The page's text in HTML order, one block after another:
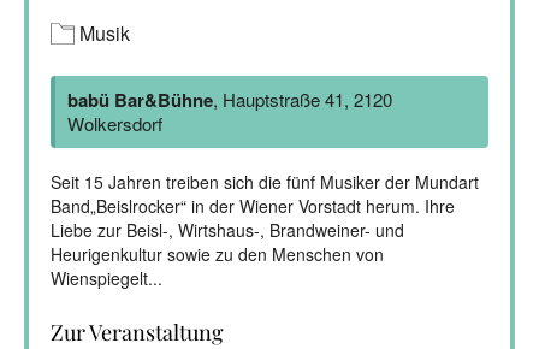
Musik
babü Bar&Bühne, Hauptstraße 41, 2120
Wolkersdorf
Seit 15 Jahren treiben sich die fünf Musiker der Mundart
Band„Beislrocker“ in der Wiener Vorstadt herum. Ihre
Liebe zur Beisl-, Wirtshaus-, Brandweiner- und
Heurigenkultur sowie zu den Menschen von
Wienspiegelt...
Zur Veranstaltung